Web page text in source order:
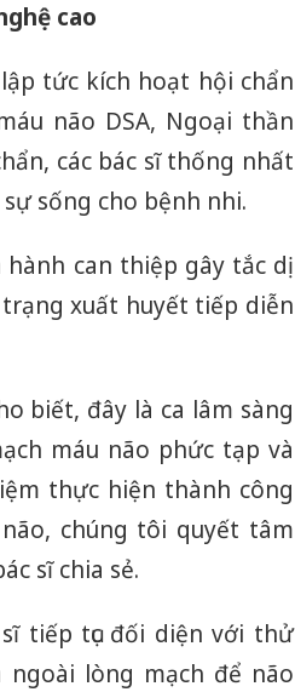
cao
tức kích hoạt hội chẩn
não DSA, Ngoại thần
các bác sĩ thống nhất
sống cho bệnh nhi.
hành can thiệp gây tắc dị
xuất huyết tiếp diễn
biết, đây là ca lâm sàng
máu não phức tạp và
thực hiện thành công
chúng tôi quyết tâm
sĩ chia sẻ.
tiếp tục đối diện với thử
lòng mạch để não